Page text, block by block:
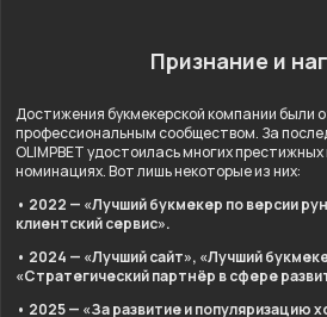
Признание и
Достижения букмекерской компании были
профессиональным сообществом. За
OLIMPBET удостоилась многих
номинациях. Вот лишь некоторые из них:
• 2022 — «Лучший букмекер по версии
клиентский сервис».
• 2024 — «Лучший сайт», «Лучший
«Стратегический партнёр в сфере
• 2025 — «За развитие и популяризацию